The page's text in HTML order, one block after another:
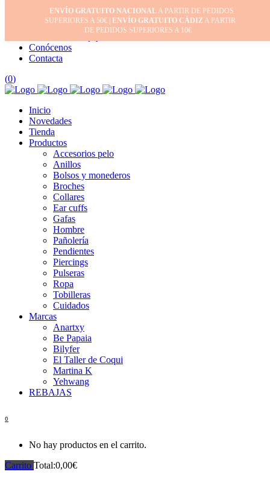
Inicio
Mi cuenta
Conócenos
Contacta
(0)
Inicio
Novedades
Tienda
Productos
Accesorios pelo
Anillos
Bolsos y monederos
Broches
Collares
Ear cuffs
Gafas
Hombre
Pañolería
Pendientes
Piercings
Pulseras
Ropa
Tobilleras
Cuidados
Marcas
Anartxy
Be Papaia
Bilyfer
El Taller de Coqui
Martina K
Yehwang
REBAJAS
0
No hay productos en el carrito.
Carrito Total:0,00€
ENVÍO GRATUITO NACIONALA PARTIR DE PEDIDOS
SUPERIORES A 50€ | ENVÍO GRATUITO CÁDIZA PARTIR
DE PEDIDOS SUPERIORES A 10€